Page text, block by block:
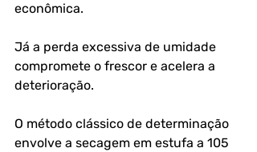
econômica.
Já a perda excessiva de umidade
compromete o frescor e acelera a
deterioração.
O método clássico de determinação
envolve a secagem em estufa a 105